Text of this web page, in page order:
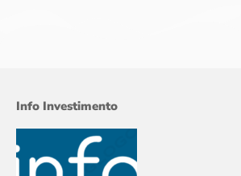
Info Investimento